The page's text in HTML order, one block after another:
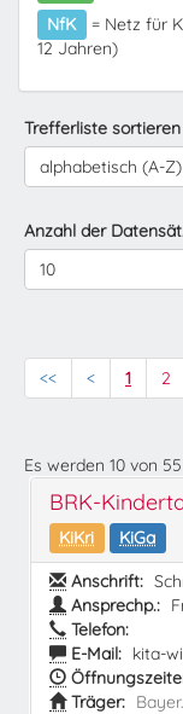
NfK
= Netz für
12 Jahren)
Trefferliste sortieren
alphabetisch (A-Z)
Anzahl der
10
<< < 1 2
Es werden 10 von 55
BRK-
KiKri
KiGa
Anschrift:
Ansprechp.:
Telefon:
E-Mail: kita-
Träger: